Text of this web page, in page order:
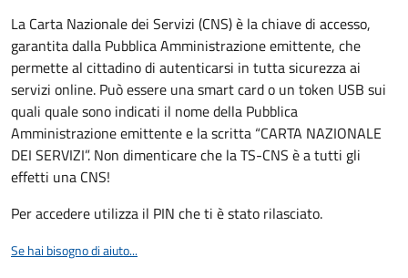
La Carta Nazionale dei Servizi (CNS) è la chiave di accesso,
garantita dalla Pubblica Amministrazione emittente, che
permette al cittadino di autenticarsi in tutta sicurezza ai
servizi online. Può essere una smart card o un token USB sui
quali quale sono indicati il nome della Pubblica
Amministrazione emittente e la scritta “CARTA NAZIONALE
DEI SERVIZI”. Non dimenticare che la TS-CNS è a tutti gli
effetti una CNS!
Per accedere utilizza il PIN che ti è stato rilasciato.
Se hai bisogno di aiuto...